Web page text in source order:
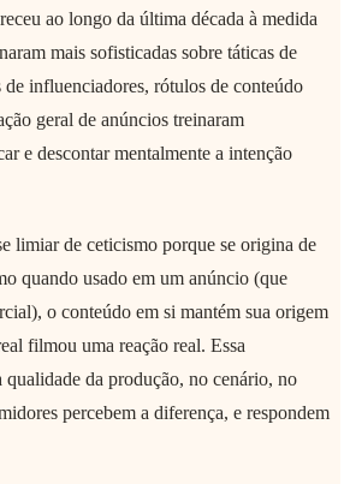
ao longo da última década à medida
mais sofisticadas sobre táticas de
influenciadores, rótulos de conteúdo
geral de anúncios treinaram
e descontar mentalmente a intenção
limiar de ceticismo porque se origina de
quando usado em um anúncio (que
o conteúdo em si mantém sua origem
filmou uma reação real. Essa
da produção, no cenário, no
percebem a diferença, e respondem